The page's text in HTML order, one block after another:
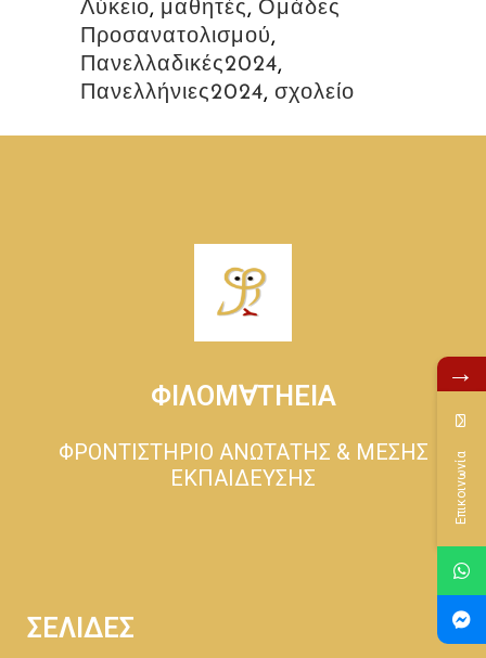
Λύκειο, μαθητές, Ομάδες
Προσανατολισμού,
Πανελλαδικές2024,
Πανελλήνιες2024, σχολείο
ΦΙΛΟΜ∀ΤΗΕΙΑ
ΦΡΟΝΤΙΣΤΗΡΙΟ ΑΝΩΤΑΤΗΣ & ΜΕΣΗΣ
ΕΚΠΑΙΔΕΥΣΗΣ
ΣΕΛΙΔΕΣ
→
Επικοινωνία